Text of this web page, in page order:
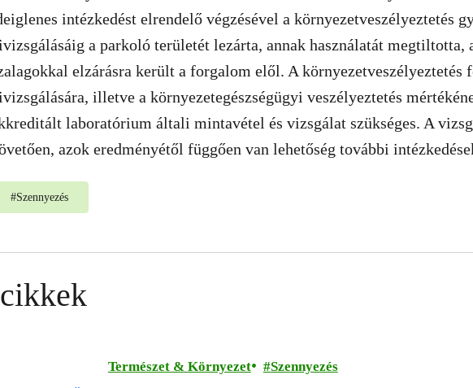
intézkedést elrendelő végzésével a környezetveszélyeztetés
a parkoló területét lezárta, annak használatát megtiltotta,
elzárásra került a forgalom elől. A környezetveszélyeztetés
illetve a környezetegészségügyi veszélyeztetés
laboratórium általi mintavétel és vizsgálat szükséges. A
azok eredményétől függően van lehetőség további
#Szennyezés
Természet & Környezet Szennyezés